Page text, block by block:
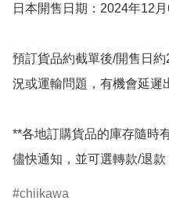
日本開售日期：2024年12月
預訂貨品約截單後/開售日
況或運輸問題，有機會延遲
**各地訂購貨品的庫存隨時
儘快通知，並可選轉款/退
chiikawa